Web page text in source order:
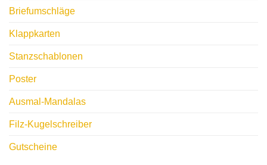
Briefumschläge
Klappkarten
Stanzschablonen
Poster
Ausmal-Mandalas
Filz-Kugelschreiber
Gutscheine